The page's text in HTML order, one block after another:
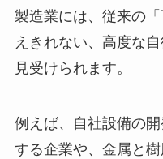
製造業には、従来の
えきれない、高度な
見受けられます。
例えば、自社設備の
する企業や、金属と